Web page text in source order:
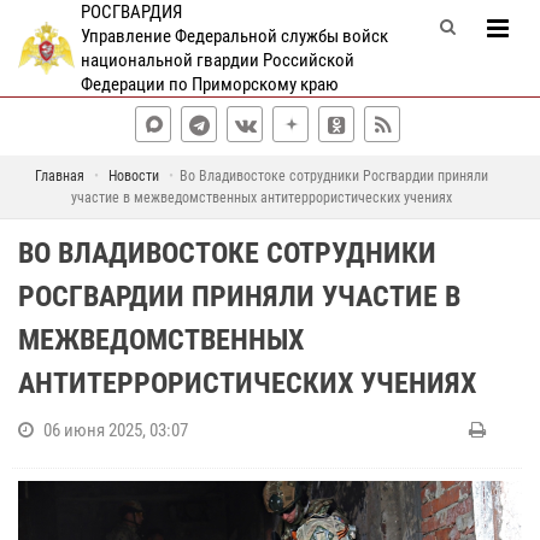
РОСГВАРДИЯ
Управление Федеральной службы войск
национальной гвардии Российской
Федерации по Приморскому краю
Главная Новости
Во Владивостоке сотрудники Росгвардии приняли
участие в межведомственных антитеррористических учениях
ВО ВЛАДИВОСТОКЕ СОТРУДНИКИ
РОСГВАРДИИ ПРИНЯЛИ УЧАСТИЕ В
МЕЖВЕДОМСТВЕННЫХ
АНТИТЕРРОРИСТИЧЕСКИХ УЧЕНИЯХ
06 июня 2025, 03:07